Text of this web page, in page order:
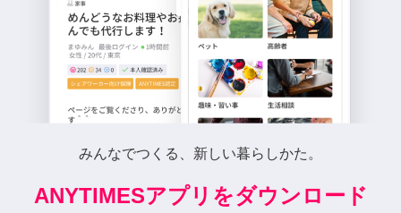
みんなでつくる、新しい暮らしかた。
ANYTIMESアプリをダウンロード